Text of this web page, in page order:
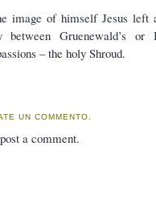
image of himself Jesus left
Gruenewald’s or
– the holy Shroud.
UN COMMENTO.
a comment.